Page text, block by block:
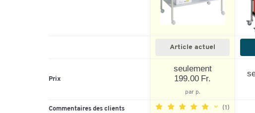
Article actuel
Prix
seulement
199.00 Fr.
par p.
Commentaires des clients (1)